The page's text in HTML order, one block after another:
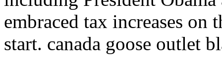
embraced tax increases on
start. canada goose outlet